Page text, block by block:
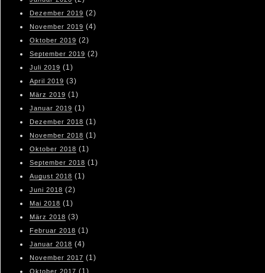
Dezember 2019 (2)
November 2019 (4)
Oktober 2019 (2)
September 2019 (2)
Juli 2019 (1)
April 2019 (3)
März 2019 (1)
Januar 2019 (1)
Dezember 2018 (1)
November 2018 (1)
Oktober 2018 (1)
September 2018 (1)
August 2018 (1)
Juni 2018 (2)
Mai 2018 (1)
März 2018 (3)
Februar 2018 (1)
Januar 2018 (4)
November 2017 (1)
Oktober 2017